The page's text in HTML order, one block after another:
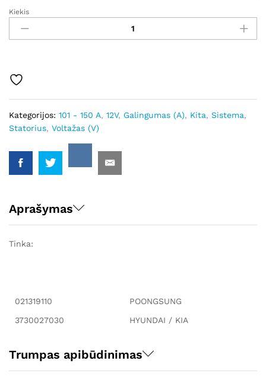
GS330861
Autostarteris
Kiekis
Kategorijos: 101 - 150 A, 12V, Galingumas (A), Kita, Sistema,
Statorius, Voltažas (V)
Aprašymas
Tinka:
021319110
POONGSUNG
3730027030
HYUNDAI / KIA
Trumpas apibūdinimas